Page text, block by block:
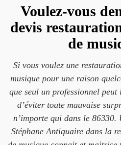
Voulez-vous
devis
de
Si vous voulez une
musique pour une raison
que seul un professionnel
d’éviter toute mauvaise
n’importe qui dans le 86330.
Stéphane Antiquaire dans la